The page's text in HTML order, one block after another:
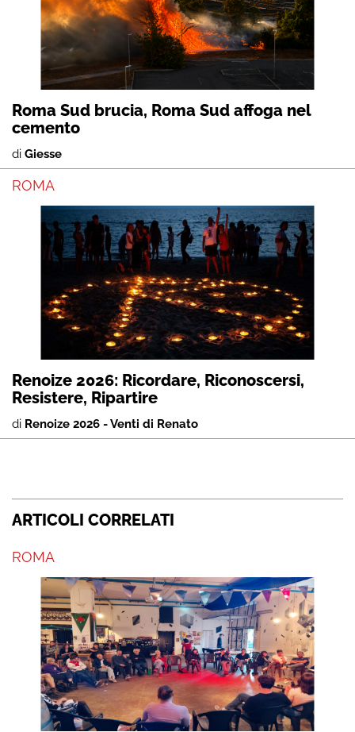
Roma Sud brucia, Roma Sud affoga nel
cemento
di Giesse
ROMA
Renoize 2026: Ricordare, Riconoscersi,
Resistere, Ripartire
di Renoize 2026 - Venti di Renato
ARTICOLI CORRELATI
ROMA